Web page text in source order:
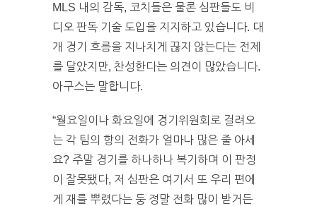
MLS 내의 감독, 코치들은 물론 심판들도 비
디오 판독 기술 도입을 지지하고 있습니다. 대
개 경기 흐름을 지나치게 끊지 않는다는 전제
를 달았지만, 찬성한다는 의견이 많았습니다.
아구스는 말합니다.
“월요일이나 화요일에 경기위원회로 걸려오
는 각 팀의 항의 전화가 얼마나 많은 줄 아세
요? 주말 경기를 하나하나 복기하며 이 판정
이 잘못됐다, 저 심판은 여기서 또 우리 편에
게 재를 뿌렸다는 둥 정말 전화 많이 받거든